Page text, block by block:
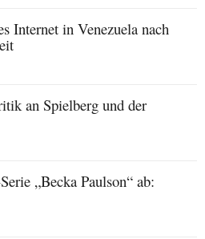
Internet in Venezuela nach
an Spielberg und der
„Becka Paulson“ ab: